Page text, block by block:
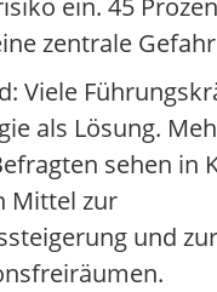
ein. 45
zentrale
Viele
als Lösung.
sehen in
Mittel zur
und